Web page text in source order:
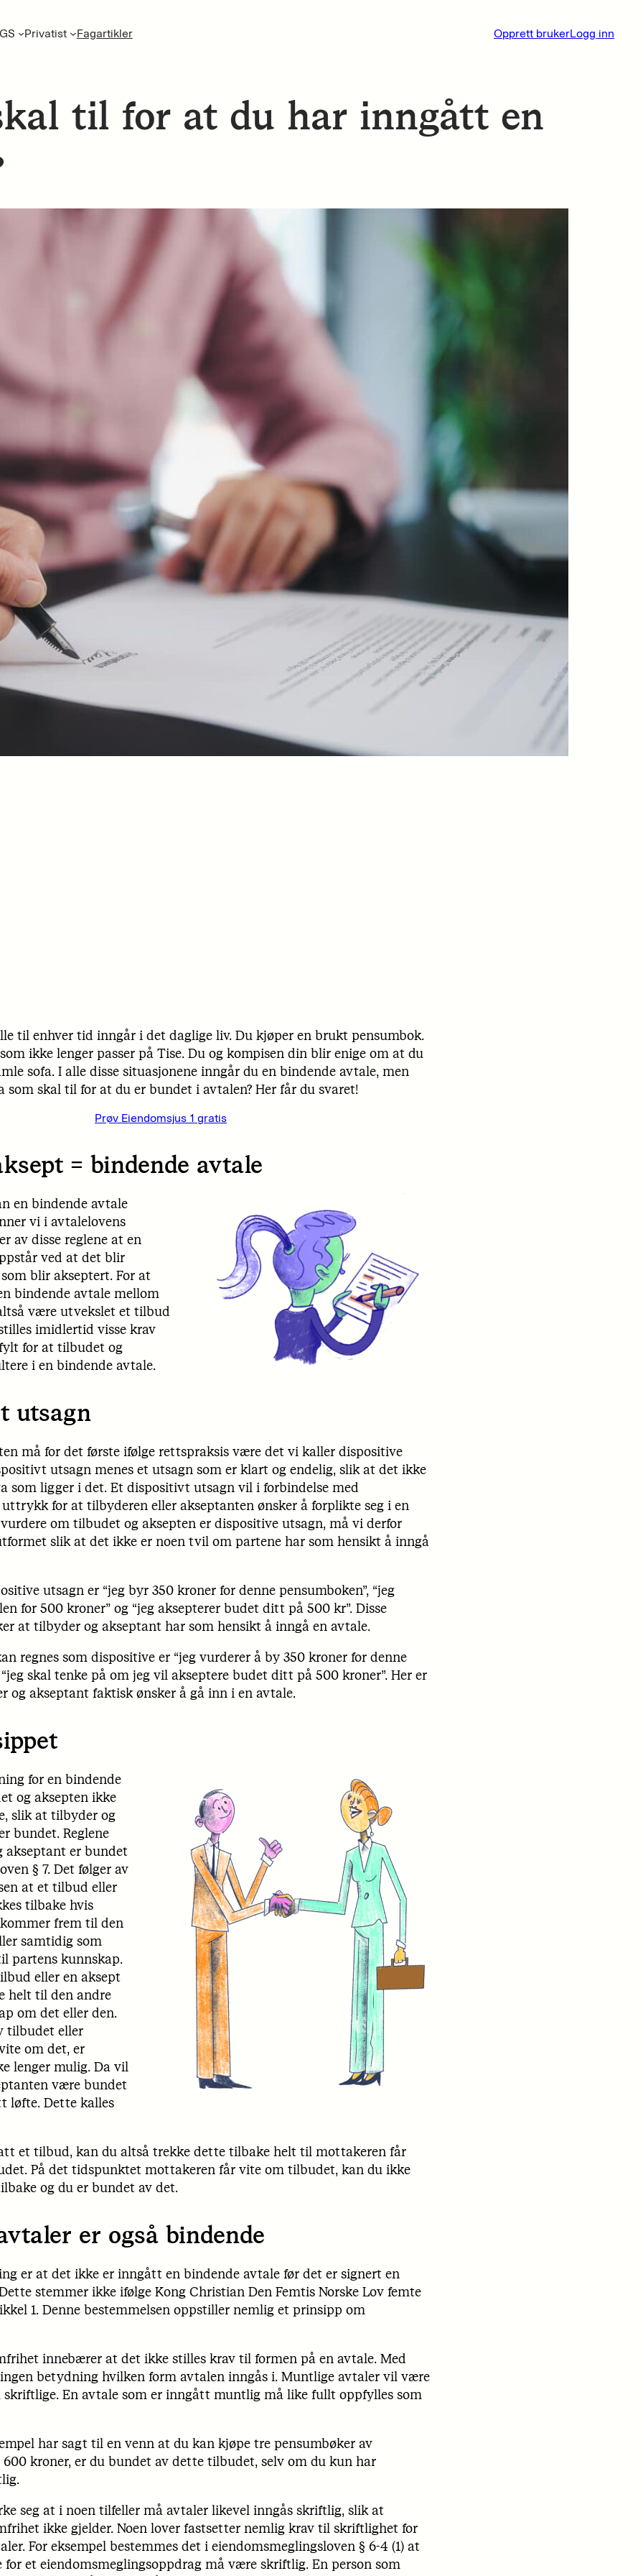
Privatist Fagartikler Opprett brukerLogg inn
til for at du har inngått en
til enhver tid inngår i det daglige liv. Du kjøper en brukt pensumbok.
ikke lenger passer på Tise. Du og kompisen din blir enige om at du
sofa. I alle disse situasjonene inngår du en bindende avtale, men
som skal til for at du er bundet i avtalen? Her får du svaret!
Prøv Eiendomsjus 1 gratis
= bindende avtale
en bindende avtale
vi i avtalelovens
av disse reglene at en
ved at det blir
blir akseptert. For at
bindende avtale mellom
være utvekslet et tilbud
imidlertid visse krav
for at tilbudet og
i en bindende avtale.
utsagn
må for det første ifølge rettspraksis være det vi kaller dispositive
utsagn menes et utsagn som er klart og endelig, slik at det ikke
som ligger i det. Et dispositivt utsagn vil i forbindelse med
for at tilbyderen eller akseptanten ønsker å forplikte seg i en
om tilbudet og aksepten er dispositive utsagn, må vi derfor
slik at det ikke er noen tvil om partene har som hensikt å inngå
utsagn er “jeg byr 350 kroner for denne pensumboken”, “jeg
for 500 kroner” og “jeg aksepterer budet ditt på 500 kr”. Disse
at tilbyder og akseptant har som hensikt å inngå en avtale.
regnes som dispositive er “jeg vurderer å by 350 kroner for denne
skal tenke på om jeg vil akseptere budet ditt på 500 kroner”. Her er
og akseptant faktisk ønsker å gå inn i en avtale.
for en bindende
og aksepten ikke
slik at tilbyder og
bundet. Reglene
akseptant er bundet
§ 7. Det følger av
at et tilbud eller
tilbake hvis
frem til den
samtidig som
partens kunnskap.
eller en aksept
helt til den andre
om det eller den.
tilbudet eller
om det, er
lenger mulig. Da vil
være bundet
løfte. Dette kalles
et tilbud, kan du altså trekke dette tilbake helt til mottakeren får
På det tidspunktet mottakeren får vite om tilbudet, kan du ikke
og du er bundet av det.
er også bindende
er at det ikke er inngått en bindende avtale før det er signert en
stemmer ikke ifølge Kong Christian Den Femtis Norske Lov femte
1. Denne bestemmelsen oppstiller nemlig et prinsipp om
innebærer at det ikke stilles krav til formen på en avtale. Med
betydning hvilken form avtalen inngås i. Muntlige avtaler vil være
skriftlige. En avtale som er inngått muntlig må like fullt oppfylles som
har sagt til en venn at du kan kjøpe tre pensumbøker av
kroner, er du bundet av dette tilbudet, selv om du kun har
seg at i noen tilfeller må avtaler likevel inngås skriftlig, slik at
ikke gjelder. Noen lover fastsetter nemlig krav til skriftlighet for
For eksempel bestemmes det i eiendomsmeglingsloven § 6-4 (1) at
for et eiendomsmeglingsoppdrag må være skriftlig. En person som